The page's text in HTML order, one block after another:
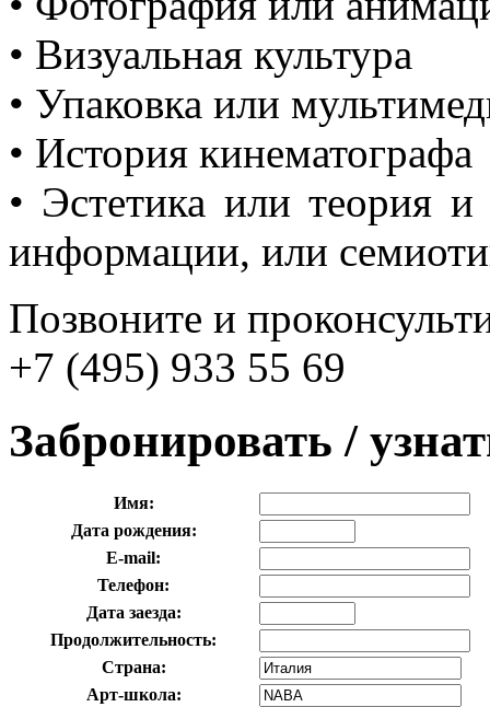
• Визуальная культура
• Упаковка или
• История кинематографа
• Эстетика или теория и
информации, или
Позвоните и
+7 (495) 933 55 69
Забронировать /
Имя:
Дата рождения:
E-mail:
Телефон:
Дата заезда:
Продолжительность:
Страна:
Арт-школа: